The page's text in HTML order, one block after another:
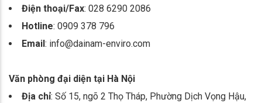
Điện thoại/Fax: 028 6290 2086
Hotline: 0909 378 796
Email: info@dainam-enviro.com
Văn phòng đại diện tại Hà Nội
Địa chỉ: Số 15, ngõ 2 Thọ Tháp, Phường Dịch Vọng Hậu,